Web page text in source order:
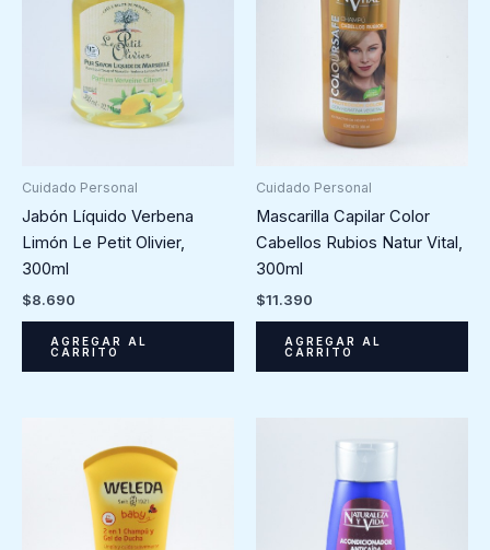
Cuidado Personal
Jabón Líquido Verbena
Limón Le Petit Olivier,
300ml
$8.690
AGREGAR AL
CARRITO
Cuidado Personal
Mascarilla Capilar Color
Cabellos Rubios Natur Vital,
300ml
$11.390
AGREGAR AL
CARRITO